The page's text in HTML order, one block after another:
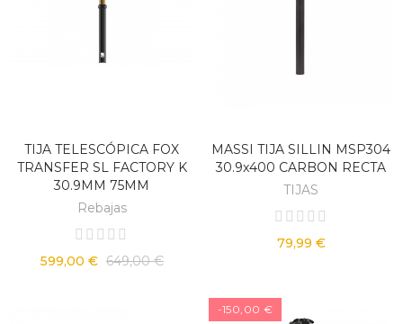
TIJA TELESCÓPICA FOX
TRANSFER SL FACTORY K
30.9MM 75MM
Rebajas
599,00 € 649,00 €
MASSI TIJA SILLIN MSP304
30.9x400 CARBON RECTA
TIJAS
79,99 €
-150,00 €